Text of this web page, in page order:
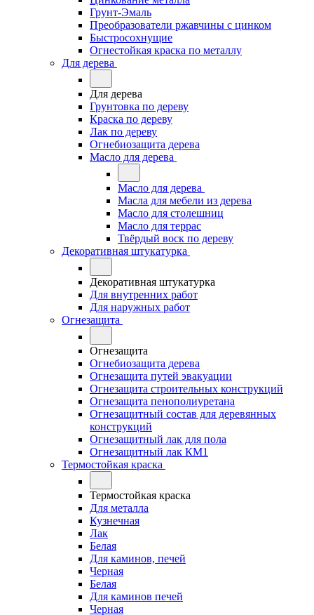
Грунт-Эмаль
Преобразователи ржавчины с цинком
Быстросохнущие
Огнестойкая краска по металлу
Для дерева
Для дерева
Грунтовка по дереву
Краска по дереву
Лак по дереву
Огнебиозащита дерева
Масло для дерева
Масло для дерева
Масла для мебели из дерева
Масло для столешниц
Масло для террас
Твёрдый воск по дереву
Декоративная штукатурка
Декоративная штукатурка
Для внутренних работ
Для наружных работ
Огнезащита
Огнезащита
Огнебиозащита дерева
Огнезащита путей эвакуации
Огнезащита строительных конструкций
Огнезащита пенополиуретана
Огнезащитный состав для деревянных
конструкций
Огнезащитный лак для пола
Огнезащитный лак КМ1
Термостойкая краска
Термостойкая краска
Для металла
Кузнечная
Лак
Белая
Для каминов, печей
Черная
Белая
Для каминов печей
Черная